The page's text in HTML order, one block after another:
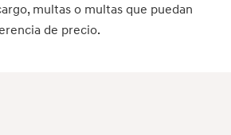
multas o multas que puedan
de precio.